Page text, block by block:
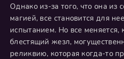
Однако из-за того, что она из
магией, все становится для
испытанием. Но все меняется,
блестящий жезл,
реликвию, которая когда-то